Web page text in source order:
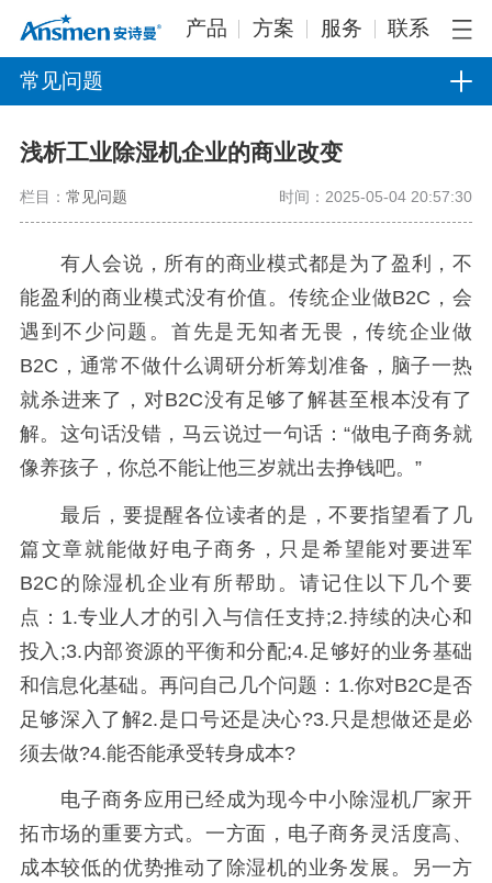
产品 方案 服务 联系
常见问题
浅析工业除湿机企业的商业改变
栏目： 常见问题 时间：2025-05-04 20:57:30
有人会说，所有的商业模式都是为了盈利，不
能盈利的商业模式没有价值。传统企业做B2C，会
遇到不少问题。首先是无知者无畏，传统企业做
B2C，通常不做什么调研分析筹划准备，脑子一热
就杀进来了，对B2C没有足够了解甚至根本没有了
解。这句话没错，马云说过一句话：“做电子商务就
像养孩子，你总不能让他三岁就出去挣钱吧。”
最后，要提醒各位读者的是，不要指望看了几
篇文章就能做好电子商务，只是希望能对要进军
B2C的除湿机企业有所帮助。请记住以下几个要
点：1.专业人才的引入与信任支持;2.持续的决心和
投入;3.内部资源的平衡和分配;4.足够好的业务基础
和信息化基础。再问自己几个问题：1.你对B2C是否
足够深入了解2.是口号还是决心?3.只是想做还是必
须去做?4.能否能承受转身成本?
电子商务应用已经成为现今中小除湿机厂家开
拓市场的重要方式。一方面，电子商务灵活度高、
成本较低的优势推动了除湿机的业务发展。另一方